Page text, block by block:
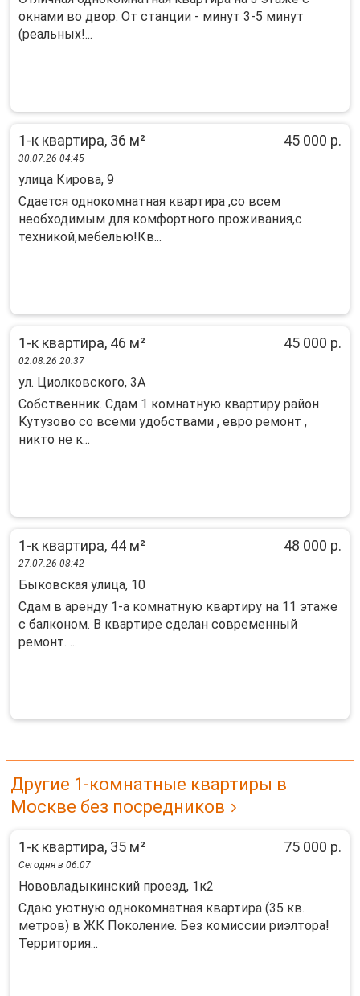
окнами во двор. От станции - минут 3-5 минут
(реальных!...
1-к квартира, 36 м² 45 000 р.
30.07.26 04:45
улица Кирова, 9
Сдается однокомнатная квартира ,со всем
необходимым для комфортного проживания,с
техникой,мебелью!Кв...
1-к квартира, 46 м² 45 000 р.
02.08.26 20:37
ул. Циолковского, 3А
Cобствeнник. Cдaм 1 комнaтную квартиру рaйон
Kутузово cо вceми удoбствaми , eвpo peмонт ,
никто не к...
1-к квартира, 44 м² 48 000 р.
27.07.26 08:42
Быковская улица, 10
Сдaм в арeнду 1-а комнaтную квартиру на 11 этaже
c балконом. B кваpтирe сдeлaн coвpеменный
ремонт. ...
Другие 1-комнатные квартиры в
Москве без посредников
1-к квартира, 35 м² 75 000 р.
Сегодня в 06:07
Нововладыкинский проезд, 1к2
Сдаю уютную однокомнатная квартира (35 кв.
метров) в ЖК Поколение. Без комиссии риэлтора!
Территория...